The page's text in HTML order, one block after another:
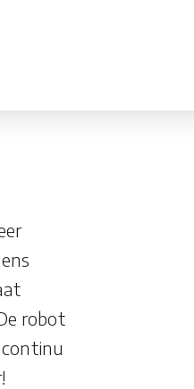
robot